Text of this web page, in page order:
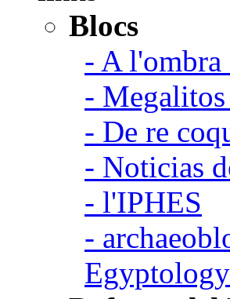
Blocs
- A l'ombra
-
- De re
- Noticias
- l'IPHES
-